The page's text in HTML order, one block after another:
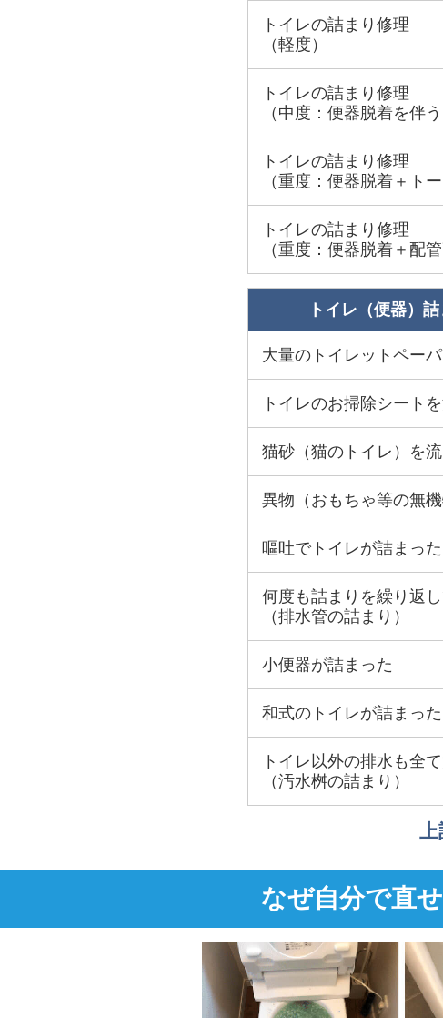
トイレの詰まり修理
（軽度）
トイレの詰まり修理
（中度：便器脱着を伴う
トイレの詰まり修理
（重度：便器脱着＋ト
トイレの詰まり修理
（重度：便器脱着＋配
トイレ（便器）
大量のトイレットペー
トイレのお掃除シート
猫砂（猫のトイレ）を
異物（おもちゃ等の無
嘔吐でトイレが詰まった
何度も詰まりを繰り返
（排水管の詰まり）
小便器が詰まった
和式のトイレが詰まった
トイレ以外の排水も全
（汚水桝の詰まり）
上
なぜ自分で直